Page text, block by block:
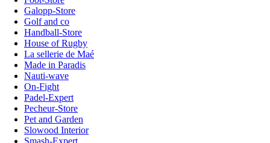
Galopp-Store
Golf and co
Handball-Store
House of Rugby
La sellerie de Maé
Made in Paradis
Nauti-wave
On-Fight
Padel-Expert
Pecheur-Store
Pet and Garden
Slowood Interior